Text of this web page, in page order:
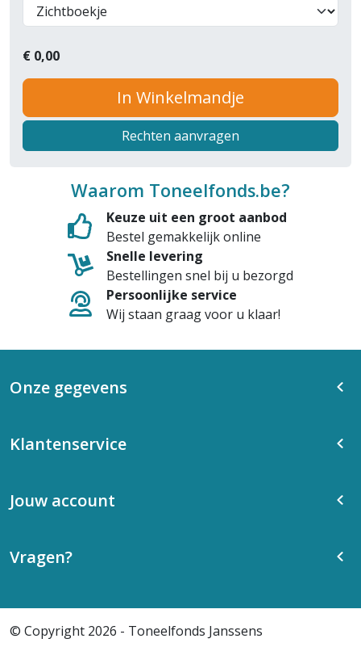
€ 0,00
In Winkelmandje
Rechten aanvragen
Waarom Toneelfonds.be?
Keuze uit een groot aanbod
Bestel gemakkelijk online
Snelle levering
Bestellingen snel bij u bezorgd
Persoonlijke service
Wij staan graag voor u klaar!
Onze gegevens
Klantenservice
Jouw account
Vragen?
© Copyright 2026 - Toneelfonds Janssens